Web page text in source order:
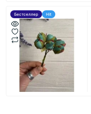
Бестселлер Hit